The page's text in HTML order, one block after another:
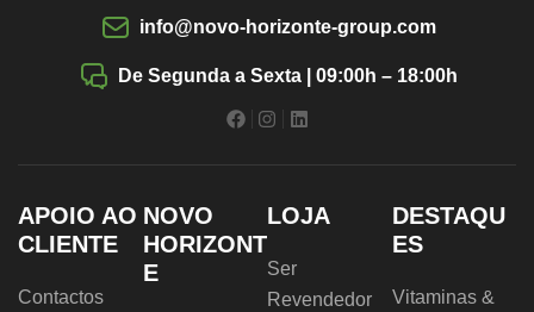
info@novo-horizonte-group.com
De Segunda a Sexta | 09:00h – 18:00h
APOIO AO
CLIENTE
Contactos
NOVO
HORIZONT
E
LOJA
Ser
Revendedor
DESTAQU
ES
Vitaminas &